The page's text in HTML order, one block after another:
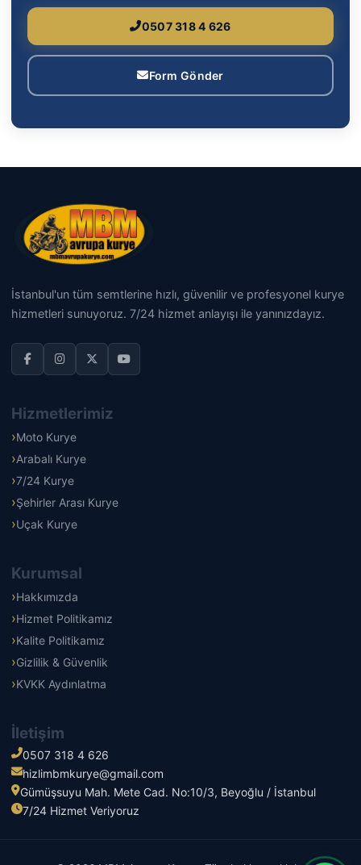
0507 318 4 626
Form Gönder
İstanbul'un tüm semtlerine hızlı, güvenilir ve profesyonel kurye
hizmetleri sunuyoruz. 7/24 hizmet anlayışı ile yanınızdayız.
Hizmetlerimiz
Moto Kurye
Arabalı Kurye
7/24 Kurye
Şehirler Arası Kurye
Uçak Kurye
Kurumsal
Hakkımızda
Hizmet Politikamız
Kalite Politikamız
Gizlilik & Güvenlik
KVKK Aydınlatma
İletişim
0507 318 4 626
hizlimbmkurye@gmail.com
Gümüşsuyu Mah. Mete Cad. No:10/3, Beyoğlu / İstanbul
7/24 Hizmet Veriyoruz